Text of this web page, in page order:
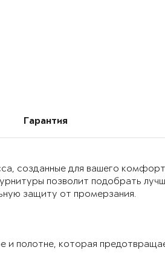
Гарантия
созданные для вашего
позволит подобрать
защиту от промерзания.
полотне, которая